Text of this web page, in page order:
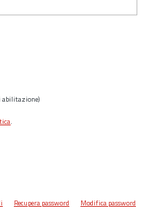
.
Recupera password Modifica password